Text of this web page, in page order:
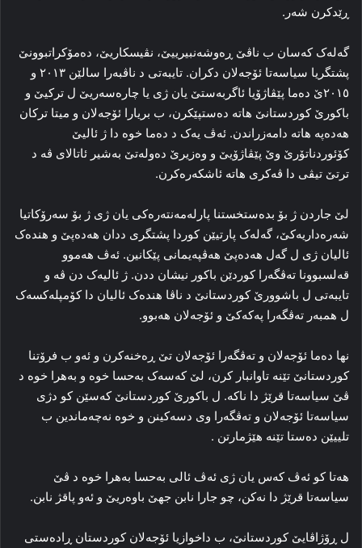
ڕێدکرن شه‌ر.
گه‌له‌ک که‌سان ب ناڤێ ڕه‌وشه‌نبیرییێ، نڤیسکاریێ، ده‌مۆکراتبوونێ
پشتگریا سیاسه‌تا ئۆجەلان دکران. تایبه‌تی د ناڤبه‌را سالێن ۲۰۱۳ و
۲۰۱٥ێ ده‌ما پێڤاژۆیا ئاگربه‌ستێ یان ژی یا چاره‌سه‌ریێ ل ترکیێ‌ و
باکورێ کوردستانێ هاته‌ ده‌ستپێکرن، ب بریارا ئۆجەلان و میتا ترکان
هەدەپە هاته‌ دامه‌زراندن. ئه‌ڤ یه‌ک د ده‌ما خوه‌ دا ژ ئالیێ
کۆئوردناتۆرێ وێ پێڤاژۆیێ و وه‌زیرێ ده‌وله‌تێ بەشیر ئاتالای ڤه‌ د
ترتێ تیڤی دا ڤه‌کری هاته‌ ئاشکه‌ره‌کرن.
لێ جاردن ژ بۆ بده‌ستخستنا پارله‌مه‌نته‌ره‌کی یان ژی ژ بۆ سه‌رۆکاتیا
شه‌ره‌داریه‌کێ، گه‌له‌ک پارتیێن کوردا پشتگری ددان هەدەپێ و هنده‌ک
ئالیان ژی ل گه‌ل هەدەپێ هەڤپەیمانی پێکانین. ئه‌ڤ هه‌موو
قه‌لسبوونا ته‌ڤگه‌را کوردێن باکور نیشان ددن. ژ ئالیه‌ک دن ڤه‌ و
تایبه‌تی ل باشوورێ کوردستانێ د ناڤا هنده‌ک ئالیان دا کۆمپله‌کسه‌ک
ل همبه‌ر ته‌ڤگه‌را پەکەکێ و ئۆجەلان هه‌بوو.
نها ده‌ما ئۆجەلان و ته‌ڤگه‌را ئۆجەلان تێ ڕه‌خنه‌کرن و ئه‌و ب فرۆتنا
کوردستانێ تێنه‌ تاوانبار کرن، لێ که‌سه‌ک به‌حسا خوه‌ و به‌هرا خوه‌ د
ڤێ سیاسه‌تا قرێژ دا ناکه‌. ل باکورێ کوردستانێ که‌سێن کو دژی
سیاسه‌تا ئۆجەلان و ته‌ڤگه‌را وی دسه‌کینن و خوه‌ نەچەماندین ب
تلییێن ده‌ستا تێنه‌ هێژمارتن .
هه‌تا کو ئه‌ڤ که‌س یان ژی ئەڤ ئالی به‌حسا به‌هرا خوه‌ د ڤێ
سیاسه‌تا قرێژ دا نه‌کن، چو جارا نابن جهێ باوەریێ و ئه‌و پاقژ نابن.
ل ڕۆژاڤایێ کوردستانێ، ب داخوازیا ئۆجەلان کوردستان ڕاده‌ستی